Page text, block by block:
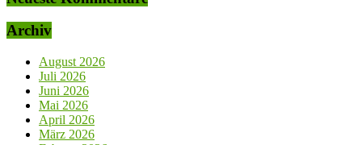
Archiv
August 2026
Juli 2026
Juni 2026
Mai 2026
April 2026
März 2026